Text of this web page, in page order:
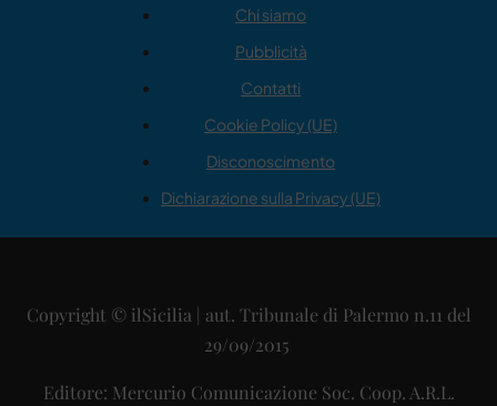
Chi siamo
Pubblicità
Contatti
Cookie Policy (UE)
Disconoscimento
Dichiarazione sulla Privacy (UE)
Copyright © ilSicilia | aut. Tribunale di Palermo n.11 del
29/09/2015
Editore: Mercurio Comunicazione Soc. Coop. A.R.L.